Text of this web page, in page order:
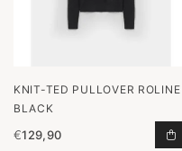
KNIT-TED PULLOVER ROLINE
BLACK
€129,90